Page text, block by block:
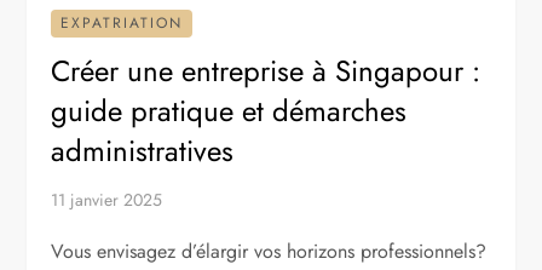
EXPATRIATION
Créer une entreprise à Singapour :
guide pratique et démarches
administratives
11 janvier 2025
Vous envisagez d’élargir vos horizons professionnels?